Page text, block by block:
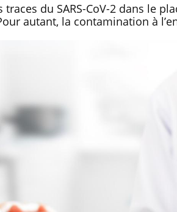
du SARS-CoV-2 dans le
autant, la contamination à